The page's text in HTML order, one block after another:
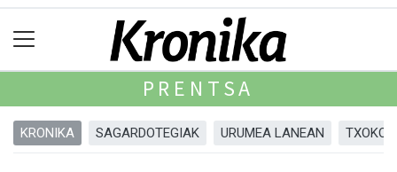
PRENTSA
KRONIKA SAGARDOTEGIAK URUMEA LANEAN